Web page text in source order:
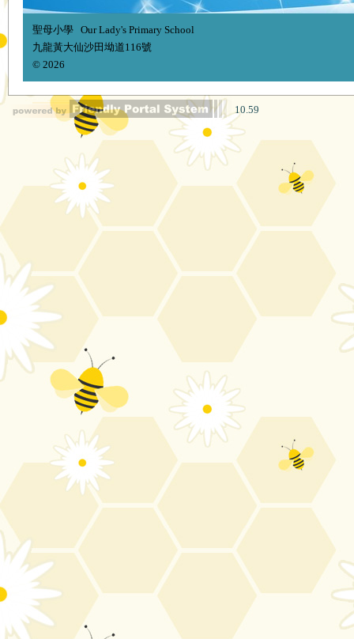
聖母小學 Our Lady's Primary School
九龍黃大仙沙田坳道116號
© 2026
10.59